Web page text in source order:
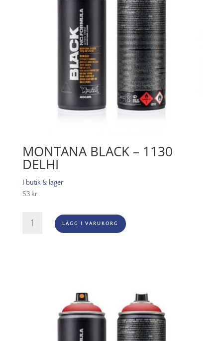
MONTANA BLACK – 1130
DELHI
I butik & lager
53 kr
Black
LÄGG I VARUKORG